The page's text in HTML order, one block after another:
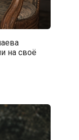
на своё